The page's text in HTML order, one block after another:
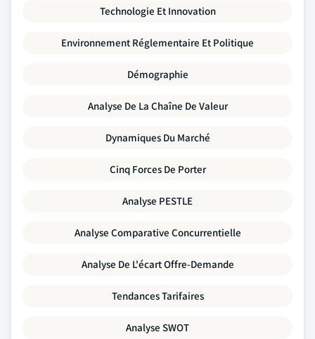
Technologie Et Innovation
Environnement Réglementaire Et Politique
Démographie
Analyse De La Chaîne De Valeur
Dynamiques Du Marché
Cinq Forces De Porter
Analyse PESTLE
Analyse Comparative Concurrentielle
Analyse De L'écart Offre-Demande
Tendances Tarifaires
Analyse SWOT